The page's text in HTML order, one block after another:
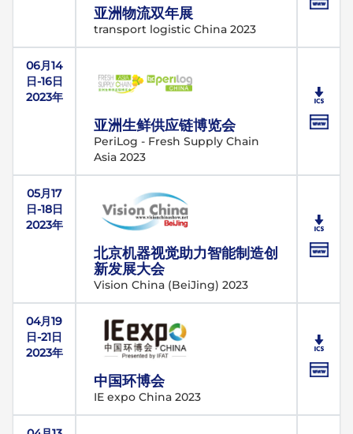
亚洲物流双年展
transport logistic China 2023
06月14
日-16日
2023年
亚洲生鲜供应链博览会
PeriLog - Fresh Supply Chain
Asia 2023
05月17
日-18日
2023年
北京机器视觉助力智能制造创
新发展大会
Vision China (BeiJing) 2023
04月19
日-21日
2023年
中国环博会
IE expo China 2023